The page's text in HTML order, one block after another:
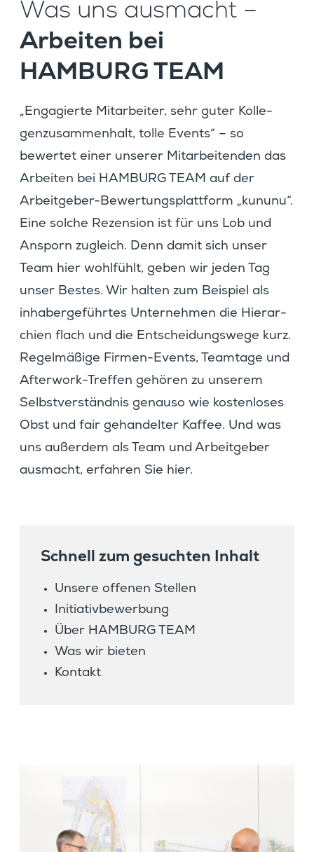
Was uns ausmacht –
Arbeiten bei
HAMBURG TEAM
„Engagierte Mitar­beiter, sehr guter Kolle­
gen­zu­sam­men­halt, tolle Events“ – so
bewertet einer unserer Mitar­bei­tenden das
Arbeiten bei HAMBURG TEAM auf der
Arbeit­geber-Bewer­tungs­platt­form „kununu“.
Eine solche Rezen­sion ist für uns Lob und
Ansporn zugleich. Denn damit sich unser
Team hier wohlfühlt, geben wir jeden Tag
unser Bestes. Wir halten zum Beispiel als
inhaber­ge­führtes Unter­nehmen die Hierar­
chien flach und die Entschei­dungs­wege kurz.
Regel­mä­ßige Firmen-Events, Teamtage und
After­work-Treffen gehören zu unserem
Selbst­ver­ständnis genauso wie kosten­loses
Obst und fair gehan­delter Kaffee. Und was
uns außerdem als Team und Arbeit­geber
ausmacht, erfahren Sie hier.
Schnell zum gesuchten Inhalt
Unsere offenen Stellen
Initia­tiv­be­wer­bung
Über HAMBURG TEAM
Was wir bieten
Kontakt